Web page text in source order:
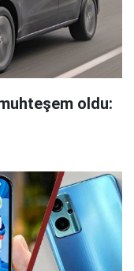
oldu: